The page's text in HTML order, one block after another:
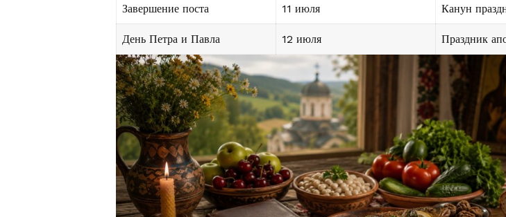
Завершение поста 11 июля Канун
День Петра и Павла 12 июля Праздник